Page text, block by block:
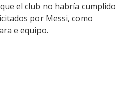
el club no habría cumplido
por Messi, como
e equipo.